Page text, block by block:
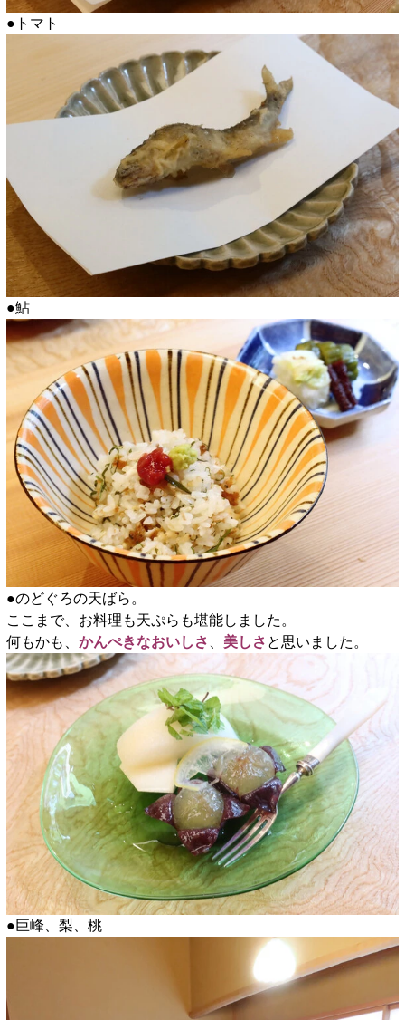
●トマト
●鮎
●のどぐろの天ばら。
ここまで、お料理も天ぷらも堪能しました。
何もかも、 かんぺきなおいしさ 美しさ と思いました。
●巨峰、梨、桃